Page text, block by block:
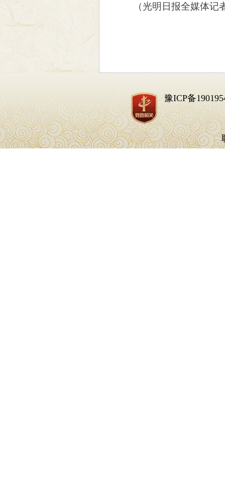
（光明日报全媒体记
豫ICP备